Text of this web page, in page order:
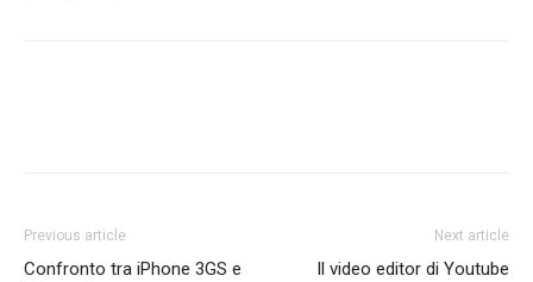
Previous article
Confronto tra iPhone 3GS e
Next article
Il video editor di Youtube